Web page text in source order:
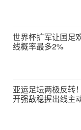
世界杯扩军让国足
线概率最多2%
亚运足坛两极反转
开强敌稳握出线主